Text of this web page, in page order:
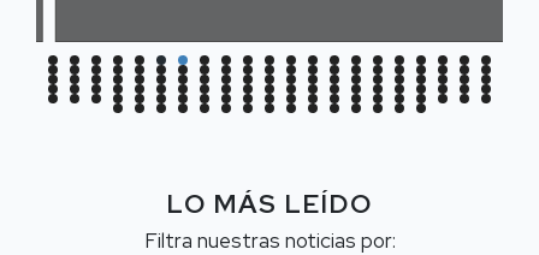
LO MÁS LEÍDO
Filtra nuestras noticias por: